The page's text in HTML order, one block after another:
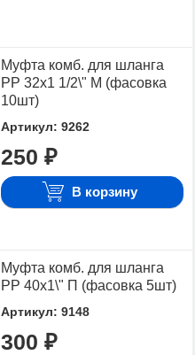
Муфта комб. для шланга
РР 32х1 1/2\" М (фасовка
10шт)
Артикул: 9262
250 ₽
В корзину
Муфта комб. для шланга
РР 40х1\" П (фасовка 5шт)
Артикул: 9148
300 ₽